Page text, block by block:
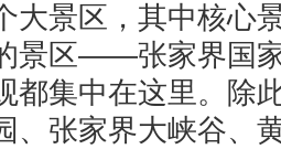
大景区，其中核心
景区——张家界国
都集中在这里。除
、张家界大峡谷、